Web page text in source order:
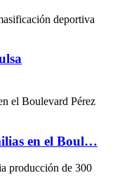
en el Boul…